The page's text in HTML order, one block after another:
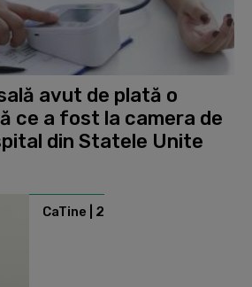
avut de plată o
ce a fost la camera de
din Statele Unite
CaTine | 2